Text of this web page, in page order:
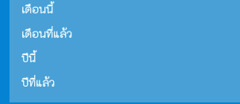
เดือนนี้
เดือนที่แล้ว
ปีนี้
ปีที่แล้ว